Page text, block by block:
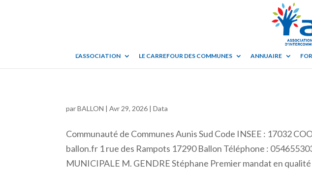
L’ASSOCIATION LE CARREFOUR DES COMMUNES ANNUAIRE
parBALLON |Avr 29, 2026 |Data
Communauté de Communes Aunis Sud Code INSEE : 17032
ballon.fr 1 rue des Rampots 17290 Ballon Téléphone :
MUNICIPALE M. GENDRE Stéphane Premier mandat en